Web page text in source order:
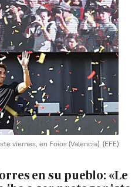
viernes, en Foios (Valencia). (EFE)
en su pueblo: «Le